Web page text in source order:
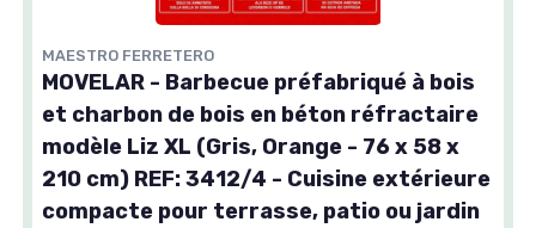
MAESTRO FERRETERO
MOVELAR - Barbecue préfabriqué à bois
et charbon de bois en béton réfractaire
modèle Liz XL (Gris, Orange - 76 x 58 x
210 cm) REF: 3412/4 - Cuisine extérieure
compacte pour terrasse, patio ou jardin